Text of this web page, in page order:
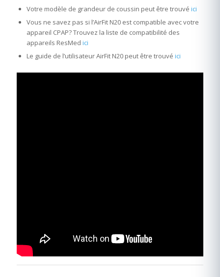
Votre modèle de grandeur de coussin peut être trouvé ici
Vous ne savez pas si l’AirFit N20 est compatible avec votre
appareil CPAP? Trouvez la liste de compatibilité des
appareils ResMed ici
Le guide de l’utilisateur AirFit N20 peut être trouvé ici